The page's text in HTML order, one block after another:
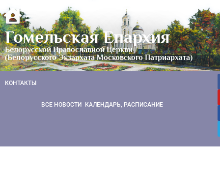
Гомельская Епархия
Белорусской Православной Церкви
(Белорусского Экзархата Московского Патриархата)
КОНТАКТЫ
ВСЕ НОВОСТИ КАЛЕНДАРЬ, РАСПИСАНИЕ